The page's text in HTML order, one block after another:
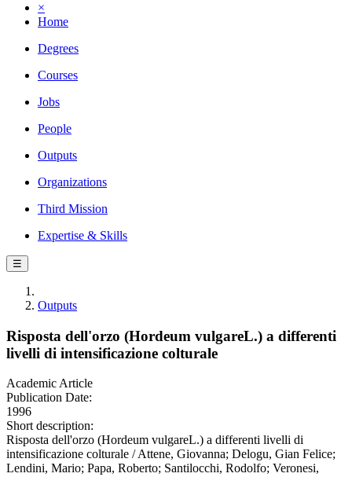
×
Home
Degrees
Courses
Jobs
People
Outputs
Organizations
Third Mission
Expertise & Skills
☰
Outputs
Risposta dell'orzo (Hordeum vulgareL.) a differenti
livelli di intensificazione colturale
Academic Article
Publication Date:
1996
Short description:
Risposta dell'orzo (Hordeum vulgareL.) a differenti livelli di
intensificazione colturale / Attene, Giovanna; Delogu, Gian Felice;
Lendini, Mario; Papa, Roberto; Santilocchi, Rodolfo; Veronesi,